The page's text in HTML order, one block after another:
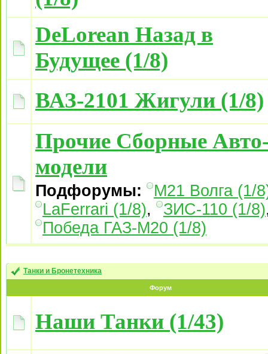
DeLorean Назад в
Будущее (1/8)
ВАЗ-2101 Жигули (1/8)
Прочие Сборные
модели
Подфорумы:
М21 Волга (1/
LaFerrari (1/8), ЗИС-110 (1/8)
Победа ГАЗ-М20 (1/8)
Танки и Бронетехника
Форум
Наши Танки (1/43)